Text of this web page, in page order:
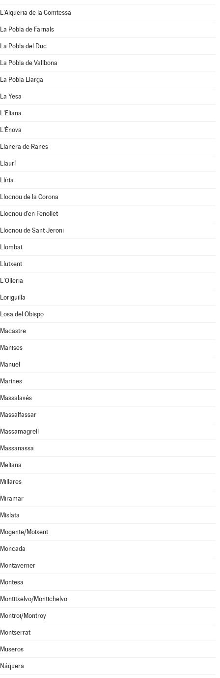
L'Alqueria de la Comtessa
La Pobla de Farnals
La Pobla del Duc
La Pobla de Vallbona
La Pobla Llarga
La Yesa
L'Eliana
L'Ènova
Llanera de Ranes
Llaurí
Llíria
Llocnou de la Corona
Llocnou d'en Fenollet
Llocnou de Sant Jeroni
Llombai
Llutxent
L'Olleria
Loriguilla
Losa del Obispo
Macastre
Manises
Manuel
Marines
Massalavés
Massalfassar
Massamagrell
Massanassa
Meliana
Millares
Miramar
Mislata
Mogente/Moixent
Moncada
Montaverner
Montesa
Montitxelvo/Montichelvo
Montroi/Montroy
Montserrat
Museros
Náquera